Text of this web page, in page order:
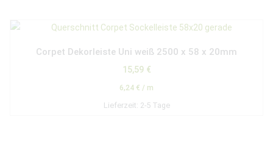
Corpet Dekorleiste Uni weiß 2500 x 58 x 20mm
15,59 €
6,24 € / m
Lieferzeit: 2-5 Tage